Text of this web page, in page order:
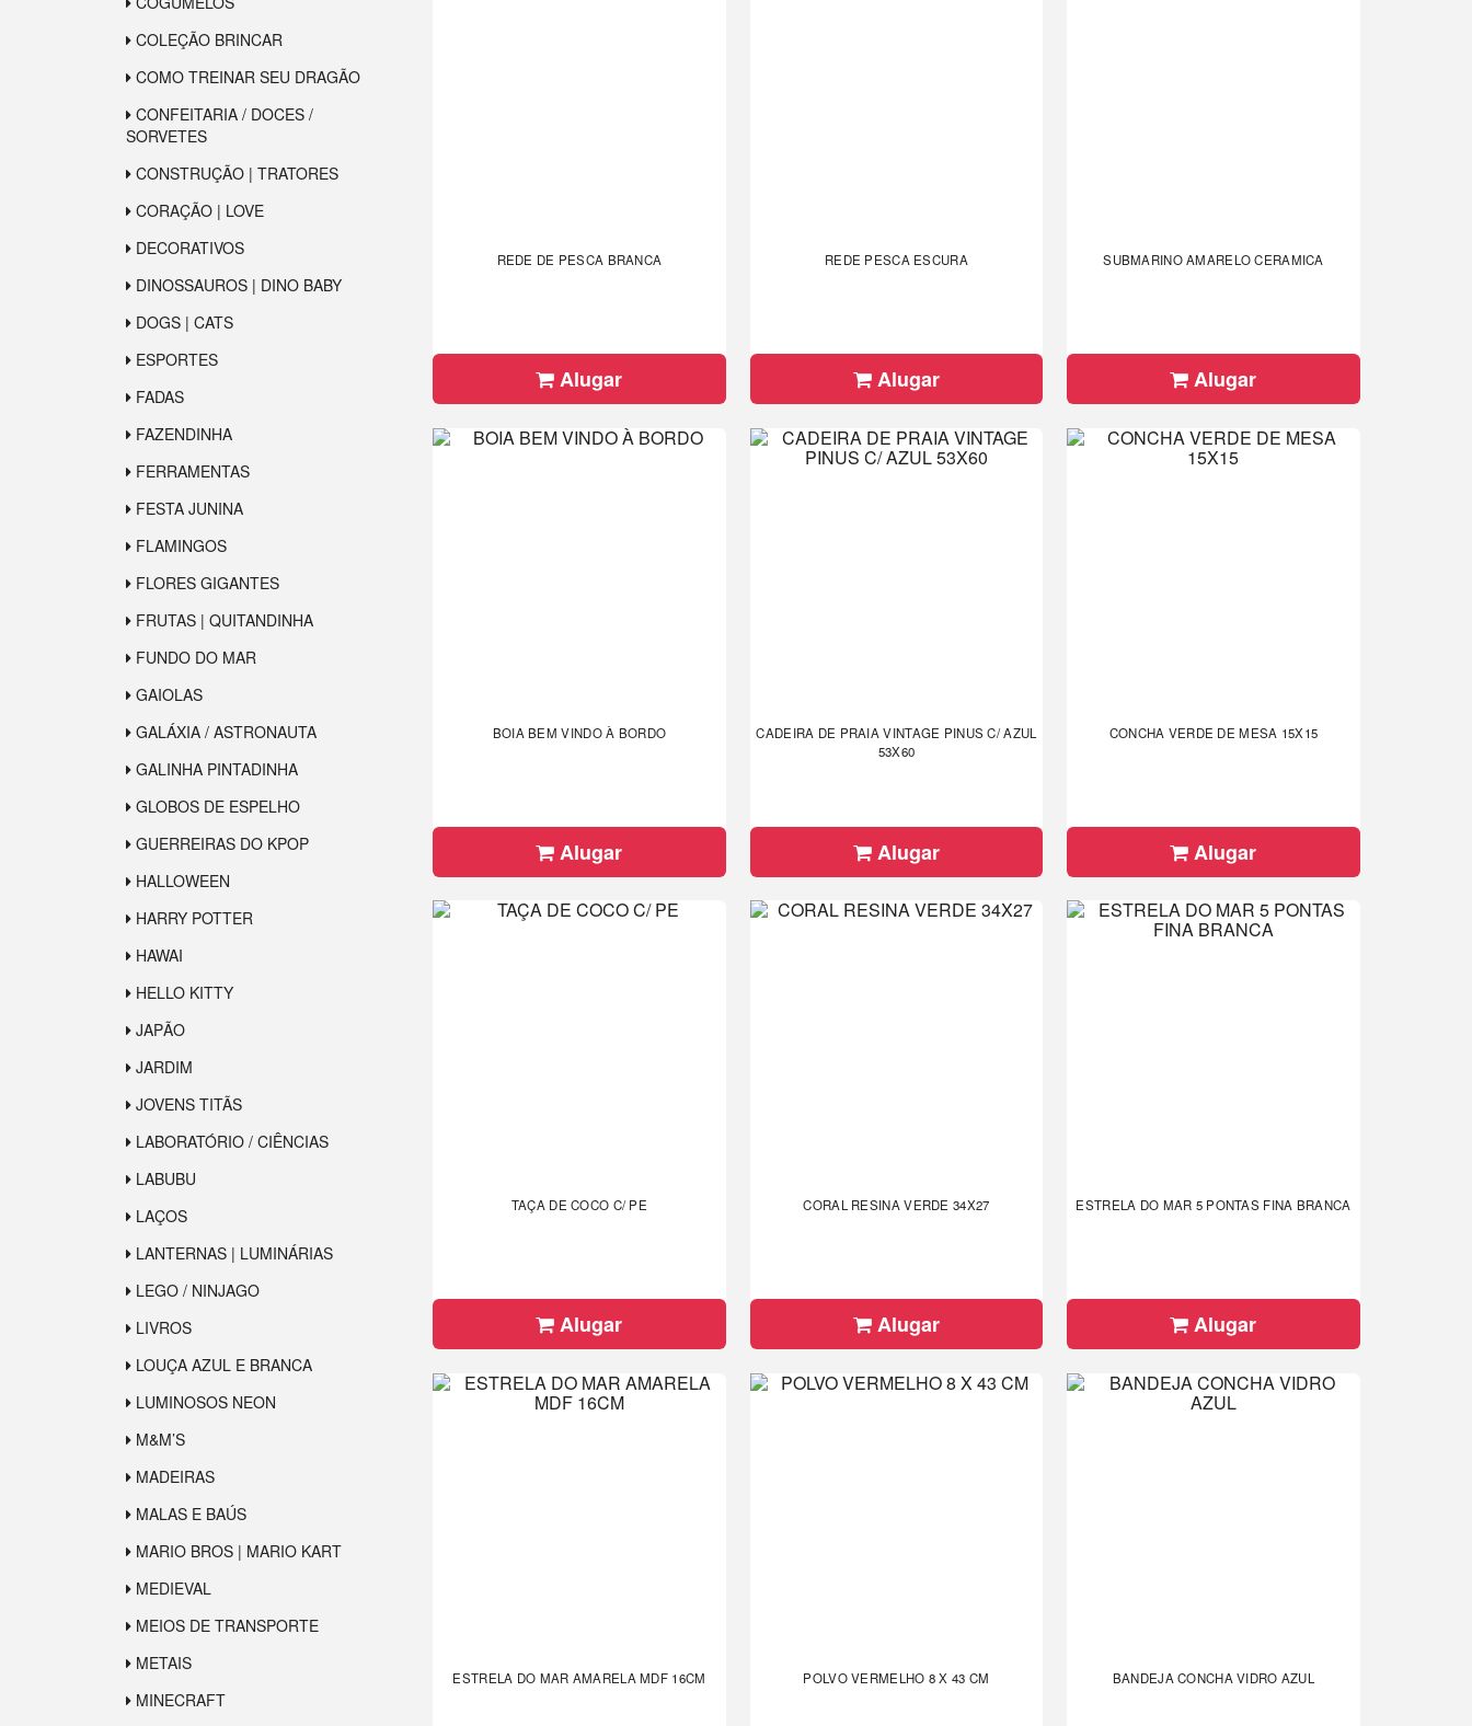
COLEÇÃO BRINCAR
COMO TREINAR SEU DRAGÃO
CONFEITARIA / DOCES /
SORVETES
CONSTRUÇÃO | TRATORES
CORAÇÃO | LOVE
DECORATIVOS
DINOSSAUROS | DINO BABY
DOGS | CATS
ESPORTES
FADAS
FAZENDINHA
FERRAMENTAS
FESTA JUNINA
FLAMINGOS
FLORES GIGANTES
FRUTAS | QUITANDINHA
FUNDO DO MAR
GAIOLAS
GALÁXIA / ASTRONAUTA
GALINHA PINTADINHA
GLOBOS DE ESPELHO
GUERREIRAS DO KPOP
HALLOWEEN
HARRY POTTER
HAWAI
HELLO KITTY
JAPÃO
JARDIM
JOVENS TITÃS
LABORATÓRIO / CIÊNCIAS
LABUBU
LAÇOS
LANTERNAS | LUMINÁRIAS
LEGO / NINJAGO
LIVROS
LOUÇA AZUL E BRANCA
LUMINOSOS NEON
M&M’S
MADEIRAS
MALAS E BAÚS
MARIO BROS | MARIO KART
MEDIEVAL
MEIOS DE TRANSPORTE
METAIS
MINECRAFT
REDE DE PESCA BRANCA
Alugar
REDE PESCA ESCURA
Alugar
SUBMARINO AMARELO CERAMICA
Alugar
BOIA BEM VINDO À BORDO
Alugar
CADEIRA DE PRAIA VINTAGE PINUS C/ AZUL
53X60
Alugar
CONCHA VERDE DE MESA 15X15
Alugar
TAÇA DE COCO C/ PE
Alugar
CORAL RESINA VERDE 34X27
Alugar
ESTRELA DO MAR 5 PONTAS FINA BRANCA
Alugar
ESTRELA DO MAR AMARELA MDF 16CM POLVO VERMELHO 8 X 43 CM BANDEJA CONCHA VIDRO AZUL